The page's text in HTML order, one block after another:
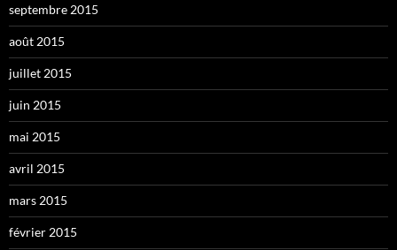
septembre 2015
août 2015
juillet 2015
juin 2015
mai 2015
avril 2015
mars 2015
février 2015